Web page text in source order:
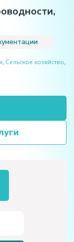
, Сельское хозяйство,